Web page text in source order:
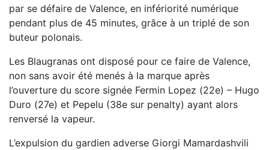
par se défaire de Valence, en infériorité numérique
pendant plus de 45 minutes, grâce à un triplé de son
buteur polonais.
Les Blaugranas ont disposé pour ce faire de Valence,
non sans avoir été menés à la marque après
l’ouverture du score signée Fermin Lopez (22e) – Hugo
Duro (27e) et Pepelu (38e sur penalty) ayant alors
renversé la vapeur.
L’expulsion du gardien adverse Giorgi Mamardashvili